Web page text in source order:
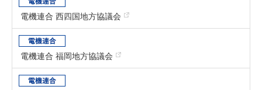
電機連合 西四国地方協議会
電機連合 福岡地方協議会